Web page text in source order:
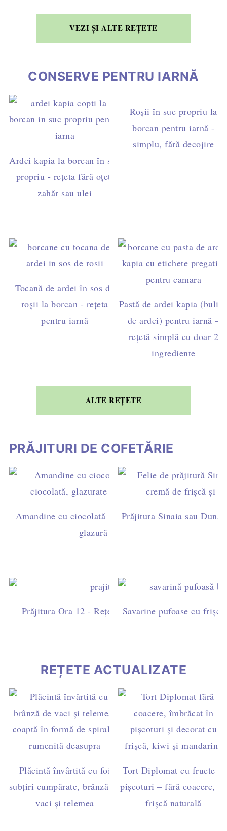
VEZI ȘI ALTE REȚETE
CONSERVE PENTRU IARNĂ
Ardei kapia la borcan în suc
propriu - rețeta fără oțet,
zahăr sau ulei
Roșii în suc propriu la
borcan pentru iarnă -
simplu, fără decojire
Tocană de ardei în sos de
roșii la borcan - rețeta
pentru iarnă
Pastă de ardei kapia
de ardei) pentru iarnă –
rețetă simplă cu doar 2
ingrediente
ALTE REȚETE
PRĂJITURI DE COFETĂRIE
Amandine cu ciocolată – rețetă ușoară de casă, cu
glazură simplă (fără fondant)
Prăjitura Sinaia sau
Prăjitura Ora 12 - Rețetă ușoară cu blat de cacao,
Savarine pufoase cu
REȚETE ACTUALIZATE
Plăcintă învârtită cu foi
subțiri cumpărate, brânză de
vaci și telemea
Tort Diplomat cu fructe și
pișcoturi – fără coacere, cu
frișcă naturală